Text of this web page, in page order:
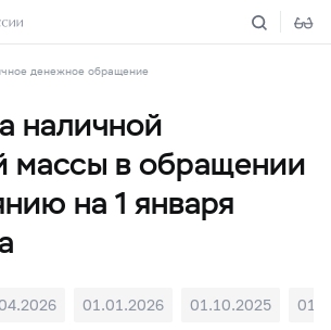
денежное обращение
наличной
массы в обращении
на 1 января
01.01.2026 01.10.2025